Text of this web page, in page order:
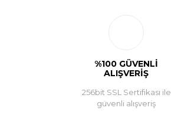
%100 GÜVENLİ
ALIŞVERİŞ
256bit SSL Sertifikası ile
güvenli alışveriş